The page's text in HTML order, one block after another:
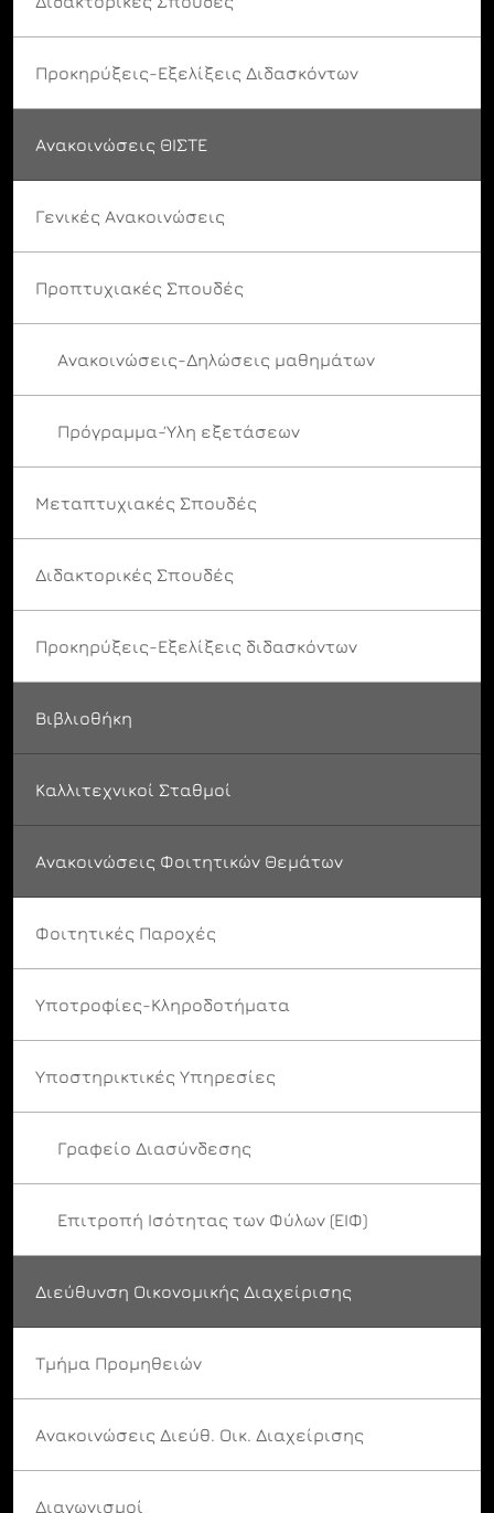
Προκηρύξεις-Εξελίξεις Διδασκόντων
Ανακοινώσεις ΘΙΣΤΕ
Γενικές Ανακοινώσεις
Προπτυχιακές Σπουδές
Ανακοινώσεις-Δηλώσεις μαθημάτων
Πρόγραμμα-Ύλη εξετάσεων
Μεταπτυχιακές Σπουδές
Διδακτορικές Σπουδές
Προκηρύξεις-Εξελίξεις διδασκόντων
Βιβλιοθήκη
Καλλιτεχνικοί Σταθμοί
Ανακοινώσεις Φοιτητικών Θεμάτων
Φοιτητικές Παροχές
Υποτροφίες-Κληροδοτήματα
Υποστηρικτικές Υπηρεσίες
Γραφείο Διασύνδεσης
Επιτροπή Ισότητας των Φύλων (ΕΙΦ)
Διεύθυνση Οικονομικής Διαχείρισης
Τμήμα Προμηθειών
Ανακοινώσεις Διεύθ. Οικ. Διαχείρισης
Διαγωνισμοί